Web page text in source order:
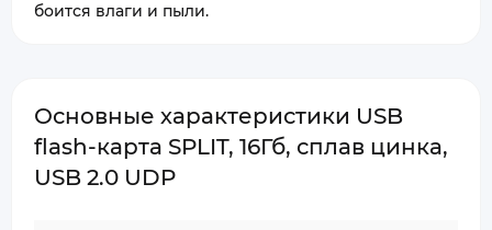
боится влаги и пыли.
Основные характеристики USB
flash-карта SPLIT, 16Гб, сплав цинка,
USB 2.0 UDP